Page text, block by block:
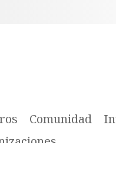
Comunidad